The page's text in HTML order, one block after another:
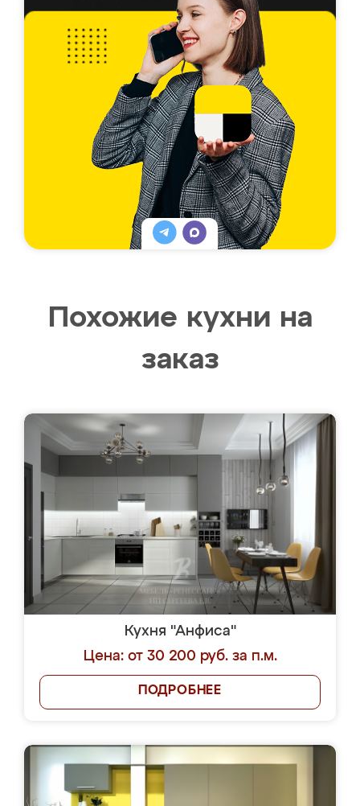
Похожие кухни на
заказ
Кухня "Анфиса"
Цена: от 30 200 руб. за п.м.
ПОДРОБНЕЕ